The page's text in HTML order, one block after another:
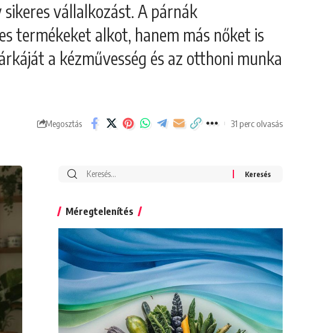
vállalkozást. A párnák
termékeket alkot, hanem más nőket is
a kézművesség és az otthoni munka
Megosztás 31 perc olvasás
Search
Méregtelenítés